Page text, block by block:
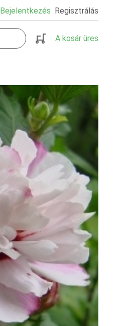
Bejelentkezés Regisztrálás
A kosár üres